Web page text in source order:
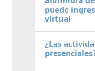
puedo
virtual
¿Las